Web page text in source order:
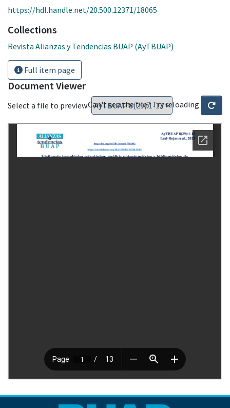
https://hdl.handle.net/20.500.12371/18065
Collections
Revista Alianzas y Tendencias BUAP (AyTBUAP)
Full item page
Document Viewer
Select a file to preview:Can't see the file? Try reloading